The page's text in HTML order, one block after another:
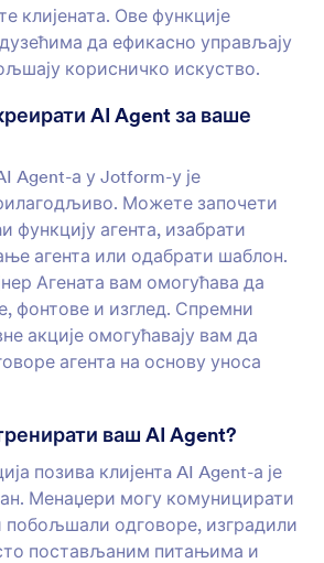
клијената. Ове функције
да ефикасно управљају
корисничко искуство.
AI Agent за ваше
Agent-а у Jotform-у је
Можете започети
функцију агента, изабрати
агента или одабрати шаблон.
Агената вам омогућава да
фонтове и изглед. Спремни
акције омогућавају вам да
агента на основу уноса
ваш AI Agent?
позива клијентa AI Agent-а је
Менаџери могу комуницирати
побољшали одговоре, изградили
постављаним питањима и